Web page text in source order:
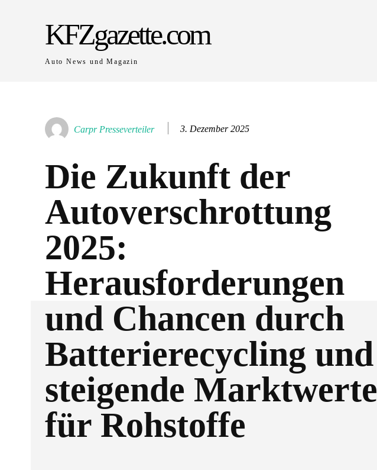
KFZgazette.com
Auto News und Magazin
Carpr Presseverteiler 3. Dezember 2025
Die Zukunft der
Autoverschrottung
2025:
Herausforderungen
und Chancen durch
Batterierecycling und
steigende Marktwerte
für Rohstoffe